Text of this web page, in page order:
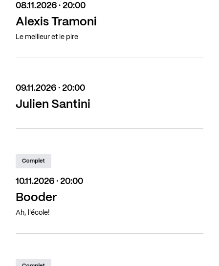
08.11.2026 · 20:00
Alexis Tramoni
Le meilleur et le pire
09.11.2026 · 20:00
Julien Santini
Complet
10.11.2026 · 20:00
Booder
Ah, l'école!